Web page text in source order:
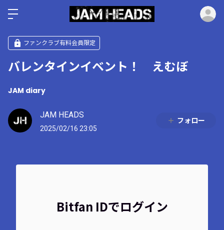
ファンクラブ有料会員限定
バレンタインイベント！ えむぼ
JAM diary
JAM HEADS
2025/02/16 23:05
フォロー
Bitfan IDでログイン